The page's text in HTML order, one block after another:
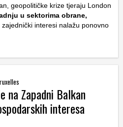
geopolitičke krize tjeraju London
u sektorima obrane,
zajednički interesi nalažu ponovno
na Zapadni Balkan
interesa